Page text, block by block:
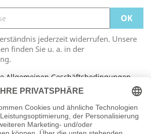
jederzeit widerrufen. Unsere
finden Sie u. a. in der
Allgemeinen Geschäftsbedingungen
Facebook